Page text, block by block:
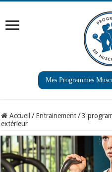
Mes Programmes
Accueil / Entrainement / 3
extérieur